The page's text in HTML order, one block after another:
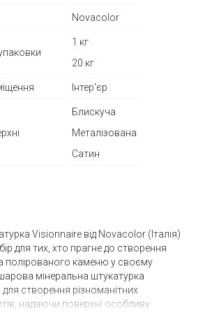
Novacolor
1 кг
20 кг
Інтер'єр
Блискуча
Металізована
Сатин
Visionnaire від Novacolor (Італія)
для тих, хто прагне до створення
полірованого каменю у своєму
мінеральна штукатурка
для створення різноманітних
надаючи поверхні особливу